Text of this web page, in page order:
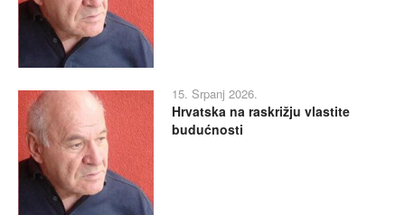
15. Srpanj 2026.
Hrvatska na raskrižju vlastite
budućnosti